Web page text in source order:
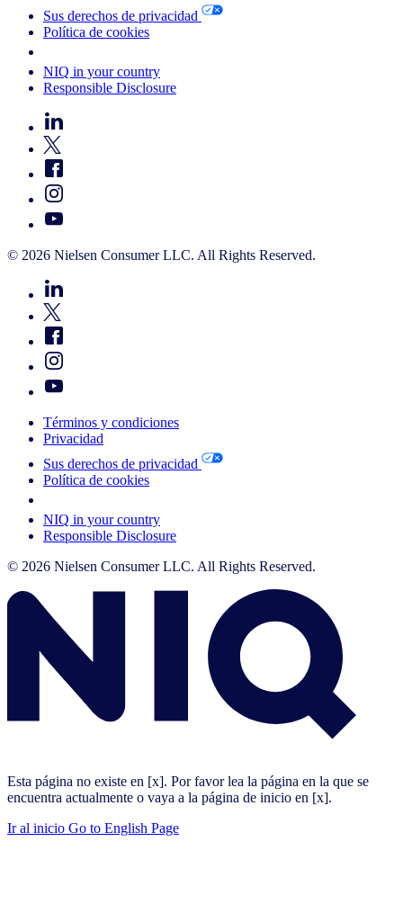
Sus derechos de privacidad
Política de cookies
NIQ in your country
Responsible Disclosure
© 2026 Nielsen Consumer LLC. All Rights Reserved.
Términos y condiciones
Privacidad
Sus derechos de privacidad
Política de cookies
NIQ in your country
Responsible Disclosure
© 2026 Nielsen Consumer LLC. All Rights Reserved.
Esta página no existe en [x]. Por favor lea la página en la que se
encuentra actualmente o vaya a la página de inicio en [x].
Ir al inicio Go to English Page